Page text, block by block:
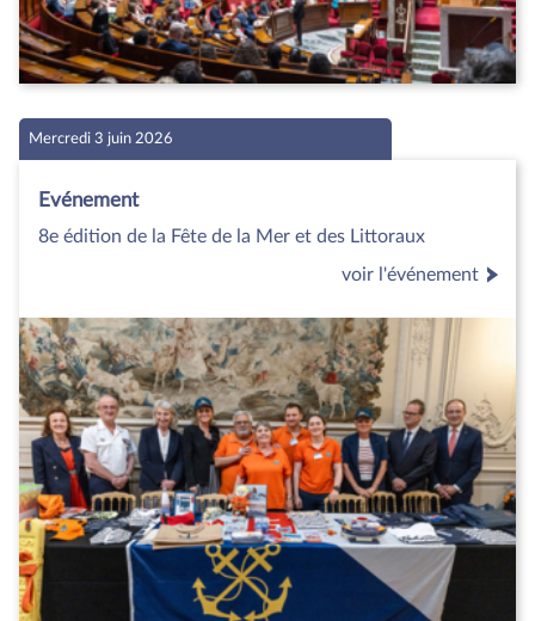
Mercredi 3 juin 2026
Evénement
8e édition de la Fête de la Mer et des Littoraux
voir l'événement